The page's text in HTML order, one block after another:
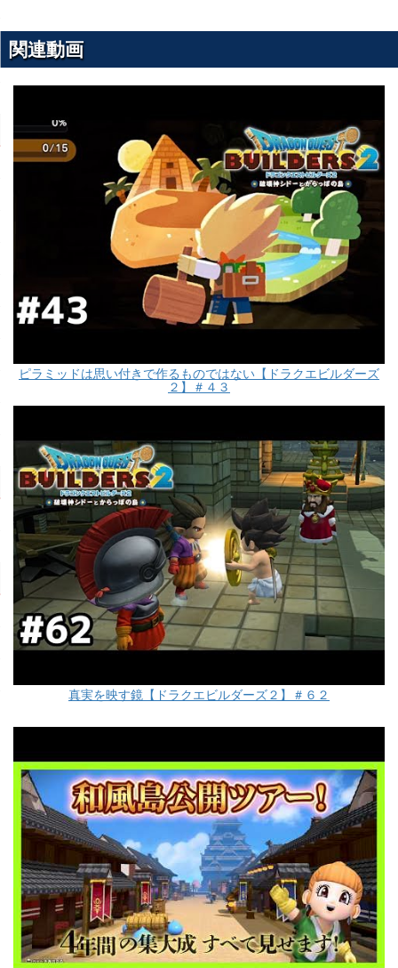
関連動画
ピラミッドは思い付きで作るものではない【ドラクエビルダーズ
２】＃４３
真実を映す鏡【ドラクエビルダーズ２】＃６２